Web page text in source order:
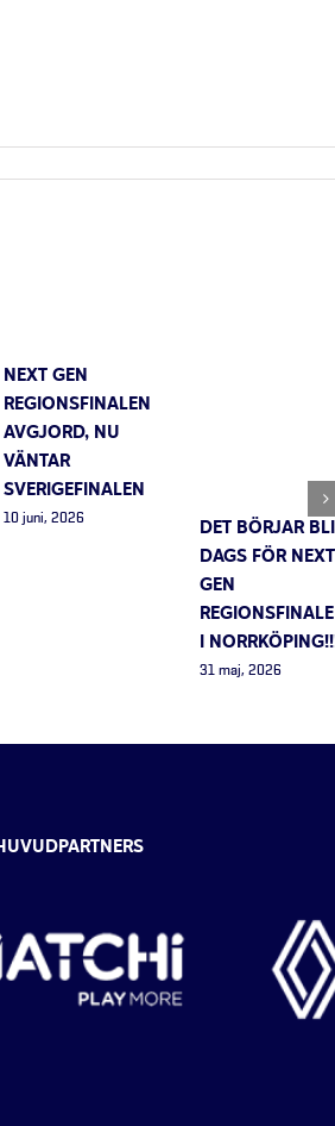
NEXT GEN
REGIONSFINALEN
AVGJORD, NU
VÄNTAR
SVERIGEFINALEN
10 juni, 2026
DET BÖRJAR BLI
DAGS FÖR NEXT
GEN
I
31 maj, 2026